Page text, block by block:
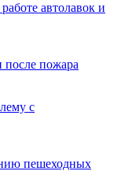
автолавок и
после пожара
с
пешеходных